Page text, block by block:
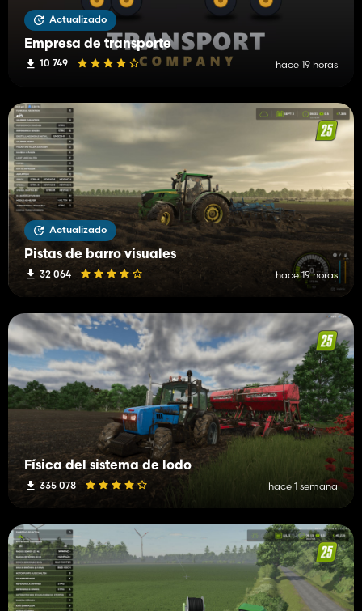
Actualizado
Empresa de transporte
10 749 hace 19 horas
Actualizado
Pistas de barro visuales
32 064 hace 19 horas
Física del sistema de lodo
335 078 hace 1 semana